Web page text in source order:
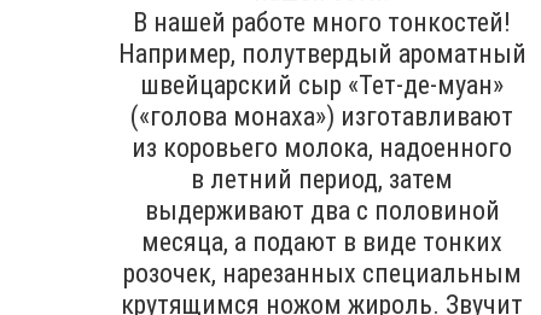
В нашей работе много тонкостей!
Например, полутвердый ароматный
швейцарский сыр «Тет-де-муан»
(«голова монаха») изготавливают
из коровьего молока, надоенного
в летний период, затем
выдерживают два с половиной
месяца, а подают в виде тонких
розочек, нарезанных специальным
крутящимся ножом жироль. Звучит